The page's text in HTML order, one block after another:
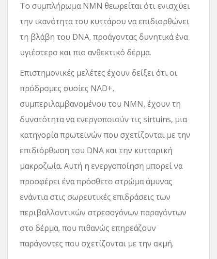
Το συμπλήρωμα NMN θεωρείται ότι ενισχύει
την ικανότητα του κυττάρου να επιδιορθώνει
τη βλάβη του DNA, προάγοντας δυνητικά ένα
υγιέστερο και πιο ανθεκτικό δέρμα.
Επιστημονικές μελέτες έχουν δείξει ότι οι
πρόδρομες ουσίες NAD+,
συμπεριλαμβανομένου του NMN, έχουν τη
δυνατότητα να ενεργοποιούν τις sirtuins, μια
κατηγορία πρωτεϊνών που σχετίζονται με την
επιδιόρθωση του DNA και την κυτταρική
μακροζωία. Αυτή η ενεργοποίηση μπορεί να
προσφέρει ένα πρόσθετο στρώμα άμυνας
ενάντια στις σωρευτικές επιδράσεις των
περιβαλλοντικών στρεσογόνων παραγόντων
στο δέρμα, που πιθανώς επηρεάζουν
παράγοντες που σχετίζονται με την ακμή.